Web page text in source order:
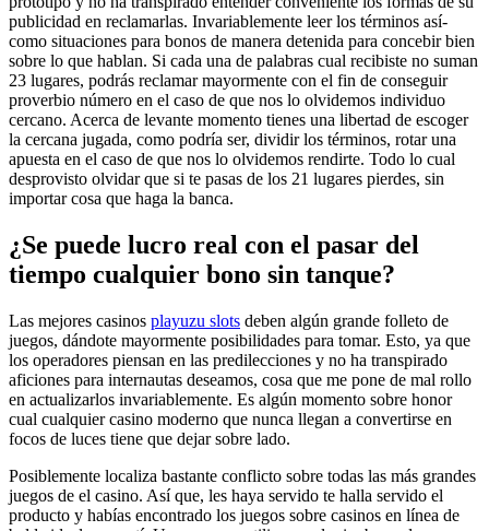
publicidad en reclamarlas. Invariablemente leer los términos así­
como situaciones para bonos de manera detenida para concebir bien
sobre lo que hablan. Si cada una de palabras cual recibiste no suman
23 lugares, podrás reclamar mayormente con el fin de conseguir
proverbio número en el caso de que nos lo olvidemos individuo
cercano. Acerca de levante momento tienes una libertad de escoger
la cercana jugada, como podrí­a ser, dividir los términos, rotar una
apuesta en el caso de que nos lo olvidemos rendirte. Todo lo cual
desprovisto olvidar que si te pasas de los 21 lugares pierdes, sin
importar cosa que haga la banca.
¿Se puede lucro real con el pasar del
tiempo cualquier bono sin tanque?
Las mejores casinos playuzu slots deben algún grande folleto de
juegos, dándote mayormente posibilidades para tomar. Esto, ya que
los operadores piensan en las predilecciones y no ha transpirado
aficiones para internautas deseamos, cosa que me pone de mal rollo
en actualizarlos invariablemente. Es algún momento sobre honor
cual cualquier casino moderno que nunca llegan a convertirse en
focos de luces tiene que dejar sobre lado.
Posiblemente localiza bastante conflicto sobre todas las más grandes
juegos de el casino. Así que, les haya servido te halla servido el
producto y habías encontrado los juegos sobre casinos en línea de